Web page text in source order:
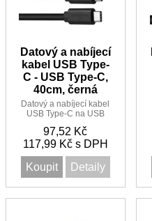
Datový a nabíjecí
kabel USB Type-
C - USB Type-C,
40cm, černá
Datový a nabíjecí kabel
USB Type-C na USB
97,52 Kč
117,99 Kč s DPH
Koupit
Detaily